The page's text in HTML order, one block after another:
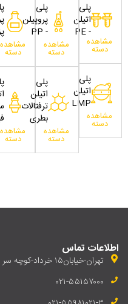
پلی
اتیلن
- PE
مشاهده
دسته
پلی
اتیلن
LMP
مشاهده
دسته
پلی
پروپیلن
- PP
مشاهده
دسته
پلی
اتیلن
ترفتالات
بطری
مشاهده
دسته
مشاهده
دسته
مشاهده
دسته
اطلاعات تماس
تهران-خیابان۱۵ خرداد-کوچه سر پولک-پلاک ۴۲
۰۲۱-۵۵۱۵۷۰۰۰